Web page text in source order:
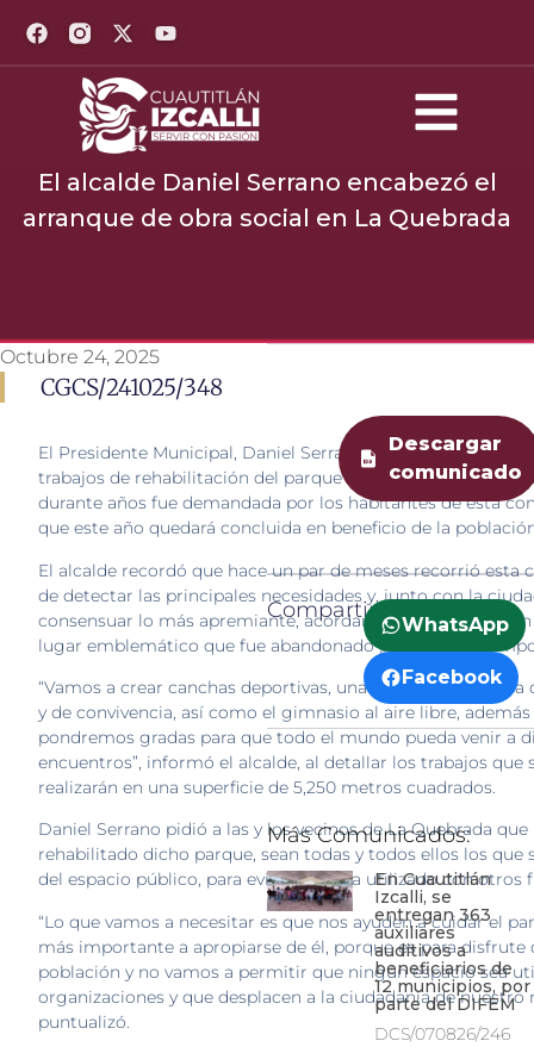
El alcalde Daniel Serrano encabezó el
arranque de obra social en La Quebrada
Octubre 24, 2025
CGCS/241025/348
El Presidente Municipal, Daniel Serrano, dio el banderazo
trabajos de rehabilitación del parque central de La
durante años fue demandada por los habitantes de esta
que este año quedará concluida en beneficio de la
El alcalde recordó que hace un par de meses recorrió esta
de detectar las principales necesidades y, junto con la
consensuar lo más apremiante, acordando la
lugar emblemático que fue abandonado por mucho
“Vamos a crear canchas deportivas, una trotapista, un área
y de convivencia, así como el gimnasio al aire libre,
pondremos gradas para que todo el mundo pueda venir a
encuentros”, informó el alcalde, al detallar los trabajos que
realizarán en una superficie de 5,250 metros cuadrados.
Daniel Serrano pidió a las y los vecinos de La Quebrada que
rehabilitado dicho parque, sean todas y todos ellos los que
del espacio público, para evitar que sea utilizado con otros
“Lo que vamos a necesitar es que nos ayuden a cuidar el
más importante a apropiarse de él, porque es para disfrute
población y no vamos a permitir que ningún espacio sea
organizaciones y que desplacen a la ciudadanía de nuestro
puntualizó.
Descargar
comunicado
Compartir:
WhatsApp
Facebook
Más Comunicados:
En Cuautitlán
Izcalli, se
entregan 363
auxiliares
auditivos a
beneficiarios de
12 municipios, por
parte del DIFEM
DCS/070826/246